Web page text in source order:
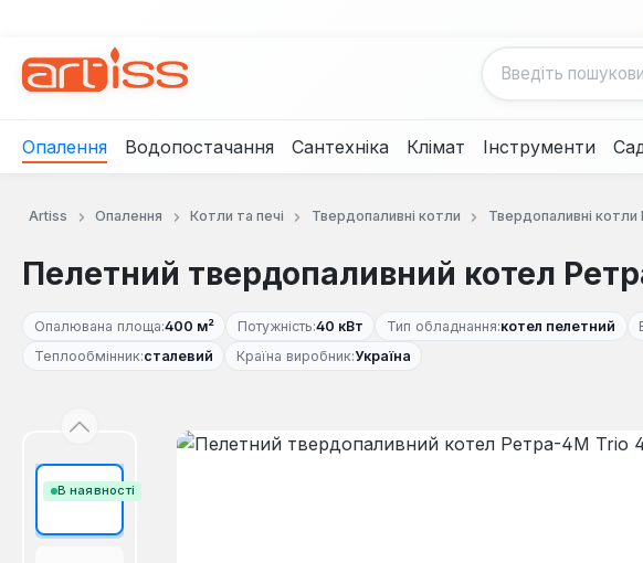
Опалення Водопостачання Сантехніка Клімат Інструменти
Artiss Опалення Котли та печі Твердопаливні котли Твердопаливні котли
Пелетний твердопаливний котел
Опалювана площа:400 м² Потужність:40 кВт Тип обладнання:котел пелетний
Теплообмінник:сталевий Країна виробник:Україна
В наявності
Пропустити галерею зображень